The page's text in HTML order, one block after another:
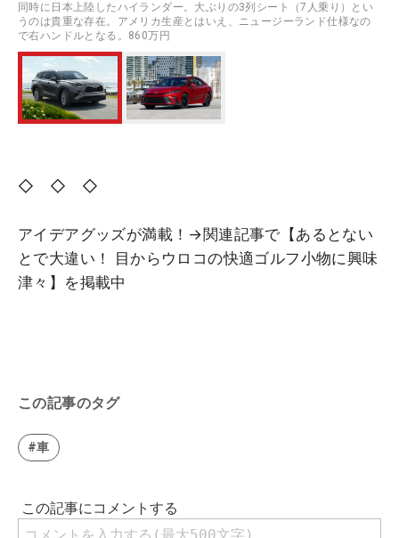
同時に日本上陸したハイランダー。大ぶりの3列シート（7人乗り）とい
うのは貴重な存在。アメリカ生産とはいえ、ニュージーランド仕様なの
で右ハンドルとなる。860万円
◇ ◇ ◇
アイデアグッズが満載！→関連記事で【 あるとない
とで大違い！ 目からウロコの快適ゴルフ小物に興味
津々 】を掲載中
この記事のタグ
#車